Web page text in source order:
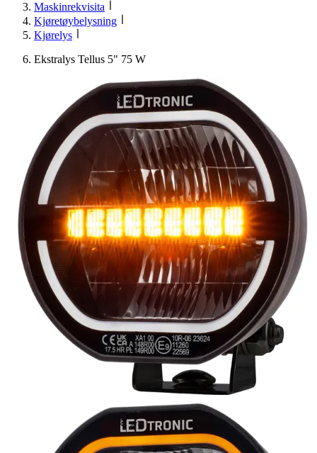
Maskinrekvisita
Kjøretøybelysning
Kjørelys
Ekstralys Tellus 5" 75 W